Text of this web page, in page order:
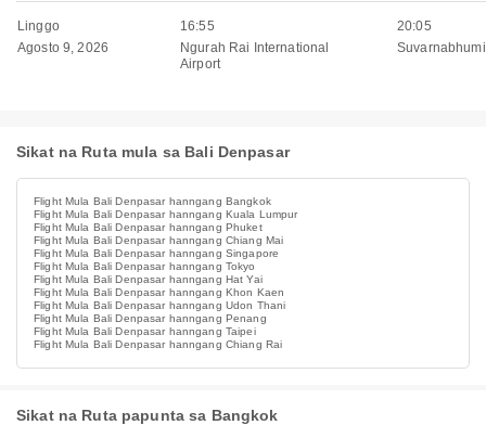
Linggo
Agosto 9, 2026
16:55
Ngurah Rai International
Airport
20:05
Sikat na Ruta mula sa Bali Denpasar
Flight Mula Bali Denpasar hanngang Bangkok
Flight Mula Bali Denpasar hanngang Kuala Lumpur
Flight Mula Bali Denpasar hanngang Phuket
Flight Mula Bali Denpasar hanngang Chiang Mai
Flight Mula Bali Denpasar hanngang Singapore
Flight Mula Bali Denpasar hanngang Tokyo
Flight Mula Bali Denpasar hanngang Hat Yai
Flight Mula Bali Denpasar hanngang Khon Kaen
Flight Mula Bali Denpasar hanngang Udon Thani
Flight Mula Bali Denpasar hanngang Penang
Flight Mula Bali Denpasar hanngang Taipei
Flight Mula Bali Denpasar hanngang Chiang Rai
Sikat na Ruta papunta sa Bangkok